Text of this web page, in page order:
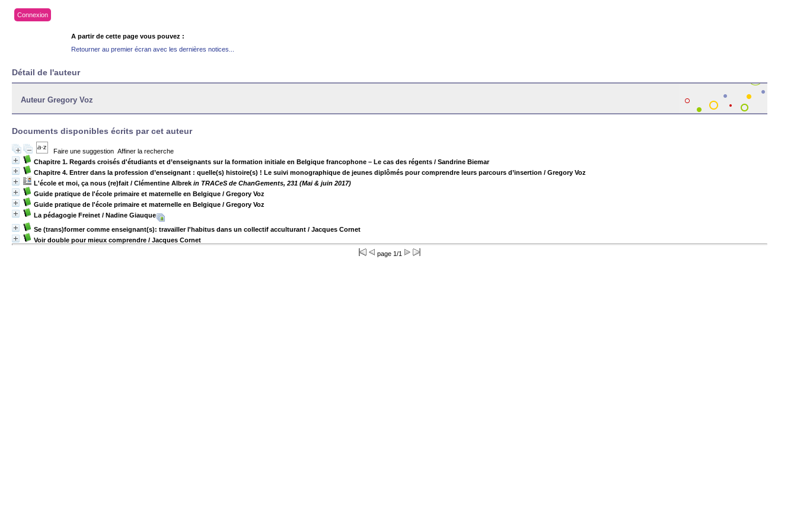
Connexion
A partir de cette page vous pouvez :
Retourner au premier écran avec les dernières notices...
Détail de l'auteur
Auteur Gregory Voz
Documents disponibles écrits par cet auteur
Faire une suggestion Affiner la recherche
Chapitre 1. Regards croisés d'étudiants et d’enseignants sur la formation initiale en Belgique francophone – Le cas des régents / Sandrine Biemar
Chapitre 4. Entrer dans la profession d’enseignant : quelle(s) histoire(s) ! Le suivi monographique de jeunes diplômés pour comprendre leurs parcours d’insertion / Gregory Voz
L'école et moi, ça nous (re)fait / Clémentine Albrek in TRACeS de ChanGements, 231 (Mai & juin 2017)
Guide pratique de l'école primaire et maternelle en Belgique / Gregory Voz
Guide pratique de l'école primaire et maternelle en Belgique / Gregory Voz
La pédagogie Freinet / Nadine Giauque
Se (trans)former comme enseignant(s): travailler l'habitus dans un collectif acculturant / Jacques Cornet
Voir double pour mieux comprendre / Jacques Cornet
page 1/1